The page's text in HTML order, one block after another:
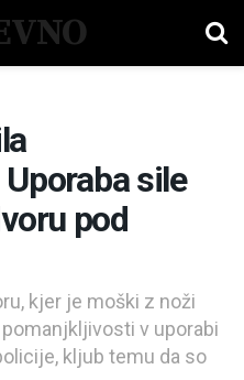
sile
pod
kjer je moški z noži
v uporabi
kljub temu da so